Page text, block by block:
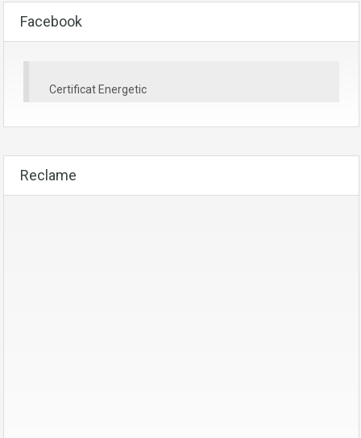
Facebook
Certificat Energetic
Reclame